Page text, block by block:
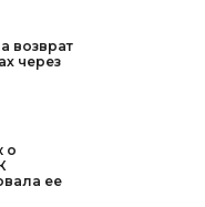
возврат
через
о
ее